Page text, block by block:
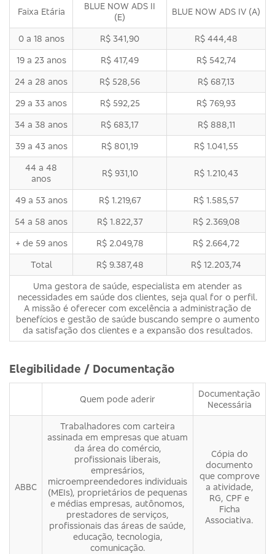
Faixa Etária
BLUE NOW ADS II
(E)
BLUE NOW ADS IV (A)
0 a 18 anos R$ 341,90 R$ 444,48
19 a 23 anos R$ 417,49 R$ 542,74
24 a 28 anos R$ 528,56 R$ 687,13
29 a 33 anos R$ 592,25 R$ 769,93
34 a 38 anos R$ 683,17 R$ 888,11
39 a 43 anos R$ 801,19 R$ 1.041,55
44 a 48
anos
R$ 931,10 R$ 1.210,43
49 a 53 anos R$ 1.219,67 R$ 1.585,57
54 a 58 anos R$ 1.822,37 R$ 2.369,08
+ de 59 anos R$ 2.049,78 R$ 2.664,72
Total R$ 9.387,48 R$ 12.203,74
Uma gestora de saúde, especialista em atender as
necessidades em saúde dos clientes, seja qual for o perfil.
A missão é oferecer com excelência a administração de
benefícios e gestão de saúde buscando sempre o aumento
da satisfação dos clientes e a expansão dos resultados.
Elegibilidade / Documentação
Quem pode aderir
Documentação
Necessária
ABBC
Trabalhadores com carteira
assinada em empresas que atuam
da área do comércio,
profissionais liberais,
empresários,
microempreendedores individuais
(MEIs), proprietários de pequenas
e médias empresas, autônomos,
prestadores de serviços,
profissionais das áreas de saúde,
educação, tecnologia,
comunicação.
Cópia do
documento
que comprove
a atividade,
RG, CPF e
Ficha
Associativa.